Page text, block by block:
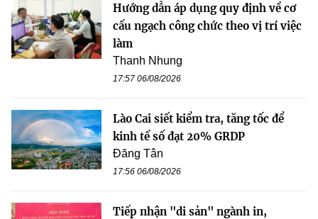
Hướng dẫn áp dụng quy định về cơ
cấu ngạch công chức theo vị trí việc
làm
Thanh Nhung
17:57 06/08/2026
Lào Cai siết kiểm tra, tăng tốc để
kinh tế số đạt 20% GRDP
Đăng Tân
17:56 06/08/2026
Tiếp nhận "di sản" ngành in,